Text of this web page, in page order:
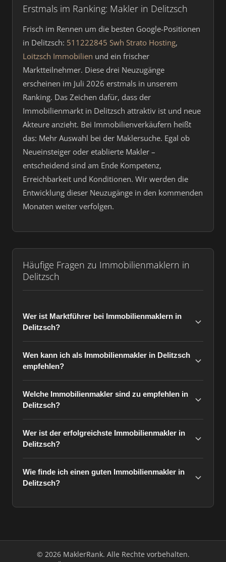
Erstmals im Ranking: Makler in Delitzsch
Frisch im Rennen um die besten Google-Positionen
in Delitzsch: 511222845 Swh Strato Hosting,
Loitzsch Immobilien und ein frischer
Marktteilnehmer. Diese drei Neuzugänge
erscheinen im Juli 2026 erstmals in unserem
Ranking. Das Zeichen dafür, dass der
Immobilienmarkt in Delitzsch attraktiv ist und neue
Akteure anzieht. Bei Immobilienverkäufern heißt
das: Mehr Auswahl bei der Maklersuche. Egal ob
Neueinsteiger oder etablierte Makler –
entscheidend sind am Ende Kompetenz,
Erreichbarkeit und Konditionen. Wir werden die
Entwicklung dieser Neuzugänge in den kommenden
Monaten weiter verfolgen.
Häufige Fragen zu Immobilienmaklern in
Delitzsch
Wer ist Marktführer bei Immobilienmaklern in
Delitzsch?
Wen kann ich als Immobilienmakler in Delitzsch
empfehlen?
Welche Immobilienmakler sind zu empfehlen in
Delitzsch?
Wer ist der erfolgreichste Immobilienmakler in
Delitzsch?
Wie finde ich einen guten Immobilienmakler in
Delitzsch?
© 2026 MaklerRank. Alle Rechte vorbehalten.